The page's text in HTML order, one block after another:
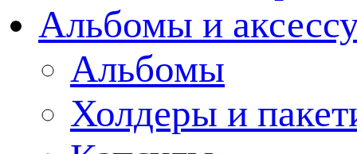
Альбомы и
Альбомы
Холдеры и